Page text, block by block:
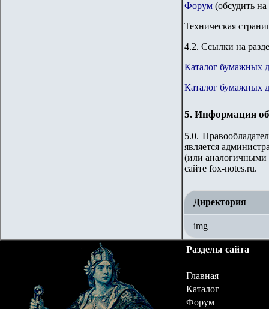
Форум (обсудить
Техническая
4.2. Ссылки на
Каталог бумажных
Каталог бумажных
5. Информация
5.0.
является
(или аналогичными
сайте fox-notes.ru.
Директория
img
Разделы сайта
Главная
Каталог
Форум